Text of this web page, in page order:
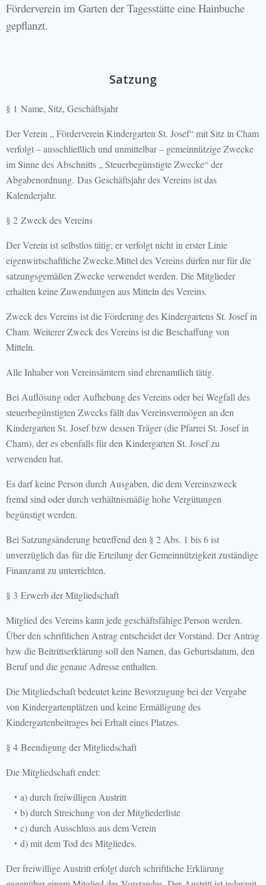
Förderverein im Garten der Tagesstätte eine Hainbuche
gepflanzt.
Satzung
§ 1 Name, Sitz, Geschäftsjahr
Der Verein „ Förderverein Kindergarten St. Josef“ mit Sitz in Cham
verfolgt – ausschließlich und unmittelbar – gemeinnützige Zwecke
im Sinne des Abschnitts „ Steuerbegünstigte Zwecke“ der
Abgabenordnung. Das Geschäftsjahr des Vereins ist das
Kalenderjahr.
§ 2 Zweck des Vereins
Der Verein ist selbstlos tätig; er verfolgt nicht in erster Linie
eigenwirtschaftliche Zwecke.Mittel des Vereins dürfen nur für die
satzungsgemäßen Zwecke verwendet werden. Die Mitglieder
erhalten keine Zuwendungen aus Mitteln des Vereins.
Zweck des Vereins ist die Förderung des Kindergartens St. Josef in
Cham. Weiterer Zweck des Vereins ist die Beschaffung von
Mitteln.
Alle Inhaber von Vereinsämtern sind ehrenamtlich tätig.
Bei Auflösung oder Aufhebung des Vereins oder bei Wegfall des
steuerbegünstigten Zwecks fällt das Vereinsvermögen an den
Kindergarten St. Josef bzw dessen Träger (die Pfarrei St. Josef in
Cham), der es ebenfalls für den Kindergarten St. Josef zu
verwenden hat.
Es darf keine Person durch Ausgaben, die dem Vereinszweck
fremd sind oder durch verhältnismäßig hohe Vergütungen
begünstigt werden.
Bei Satzungsänderung betreffend den § 2 Abs. 1 bis 6 ist
unverzüglich das für die Erteilung der Gemeinnützigkeit zuständige
Finanzamt zu unterrichten.
§ 3 Erwerb der Mitgliedschaft
Mitglied des Vereins kann jede geschäftsfähige Person werden.
Über den schriftlichen Antrag entscheidet der Vorstand. Der Antrag
bzw die Beitrittserklärung soll den Namen, das Geburtsdatum, den
Beruf und die genaue Adresse enthalten.
Die Mitgliedschaft bedeutet keine Bevorzugung bei der Vergabe
von Kindergartenplätzen und keine Ermäßigung des
Kindergartenbeitrages bei Erhalt eines Platzes.
§ 4 Beendigung der Mitgliedschaft
Die Mitgliedschaft endet:
a) durch freiwilligen Austritt
b) durch Streichung von der Mitgliederliste
c) durch Ausschluss aus dem Verein
d) mit dem Tod des Mitgliedes.
Der freiwillige Austritt erfolgt durch schriftliche Erklärung